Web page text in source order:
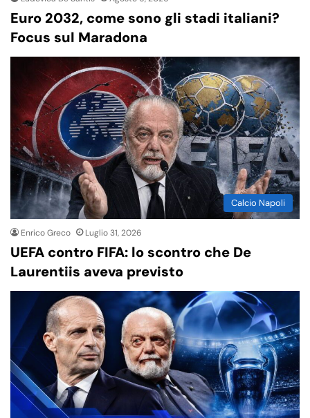
Euro 2032, come sono gli stadi italiani?
Focus sul Maradona
Calcio Napoli
Enrico Greco Luglio 31, 2026
UEFA contro FIFA: lo scontro che De
Laurentiis aveva previsto